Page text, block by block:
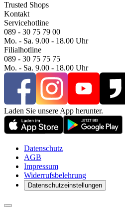
Trusted Shops
Kontakt
Servicehotline
089 - 30 75 79 00
Mo. - Sa. 9.00 - 18.00 Uhr
Filialhotline
089 - 30 75 75 75
Mo. - Sa. 9.00 - 18.00 Uhr
Laden Sie unsere App herunter.
Datenschutz
AGB
Impressum
Widerrufsbelehrung
Datenschutzeinstellungen